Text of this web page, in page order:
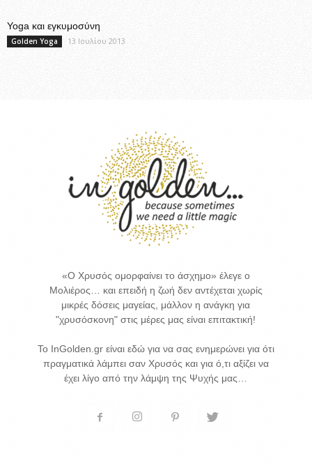
Yoga και εγκυμοσύνη
Golden Yoga 13 Ιουλίου 2013
«Ο Χρυσός ομορφαίνει το άσχημο» έλεγε ο
Μολιέρος… και επειδή η ζωή δεν αντέχεται χωρίς
μικρές δόσεις μαγείας, μάλλον η ανάγκη για
"χρυσόσκονη" στις μέρες μας είναι επιτακτική!
Το InGolden.gr είναι εδώ για να σας ενημερώνει για ότι
πραγματικά λάμπει σαν Χρυσός και για ό,τι αξίζει να
έχει λίγο από την λάμψη της Ψυχής μας…